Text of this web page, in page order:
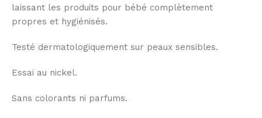
laissant les produits pour bébé complètement
propres et hygiénisés.
Testé dermatologiquement sur peaux sensibles.
Essai au nickel.
Sans colorants ni parfums.